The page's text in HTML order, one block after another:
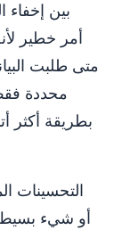
بين إخفاء
متى طلبت
محددة
بطريقة أكثر
التحسينات